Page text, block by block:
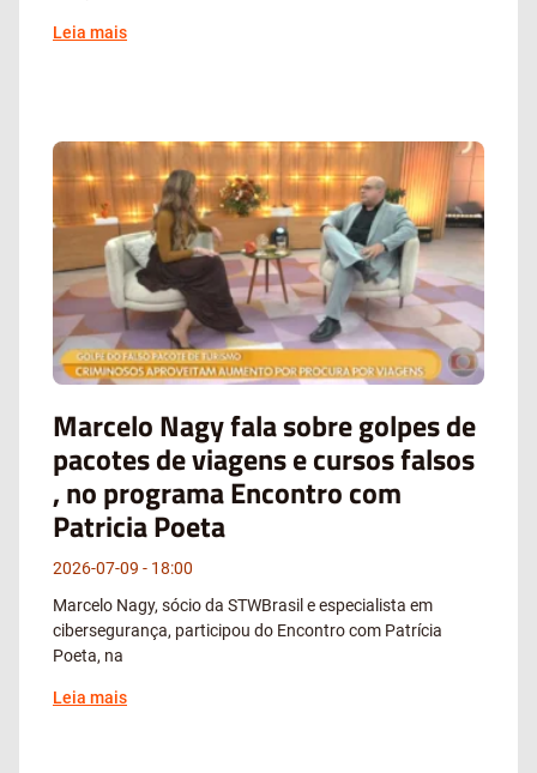
Leia mais
Marcelo Nagy fala sobre golpes de
pacotes de viagens e cursos falsos
, no programa Encontro com
Patricia Poeta
2026-07-09
18:00
Marcelo Nagy, sócio da STWBrasil e especialista em
cibersegurança, participou do Encontro com Patrícia
Poeta, na
Leia mais